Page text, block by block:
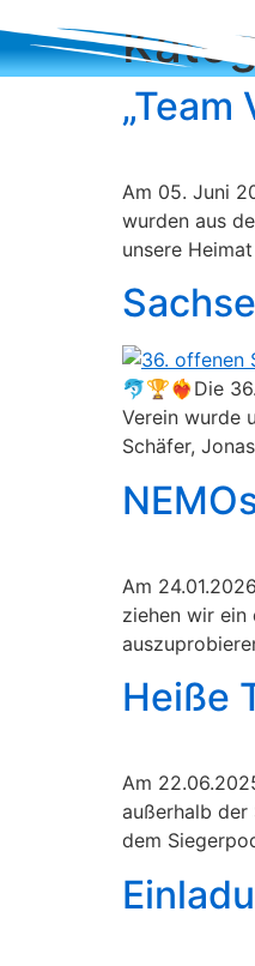
Inhalt
wechseln
Am 05. Juni
wurden aus
unsere
🐬🏆❤️‍🔥Die
Verein wurde
Schäfer,
Am
ziehen wir
Heiße
Am
außerhalb der
dem